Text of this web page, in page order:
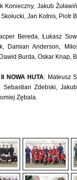
Konieczny, Jakub
Jan Kotnis, Piotr
Bereda, Łukasz
Damian Anderson,
Burda, Oskar Knap,
NOWA HUTA: Mateusz
Sebastian Zdebski,
Zębala.